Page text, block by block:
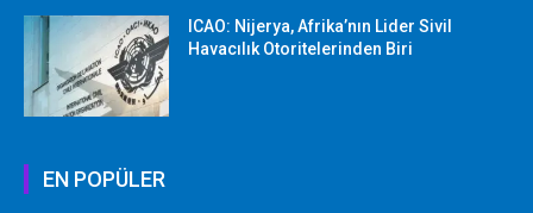
ICAO: Nijerya, Afrika’nın Lider Sivil
Havacılık Otoritelerinden Biri
EN POPÜLER